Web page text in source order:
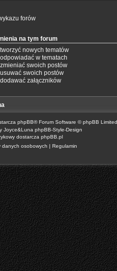
forów
na tym forum
nowych tematów
w tematach
swoich postów
swoich postów
załączników
phpBB® Forum Software © phpBB Limited
Joyce&Luna phpBB-Style-Design
dostarcza phpBB.pl
danych osobowych
Regulamin